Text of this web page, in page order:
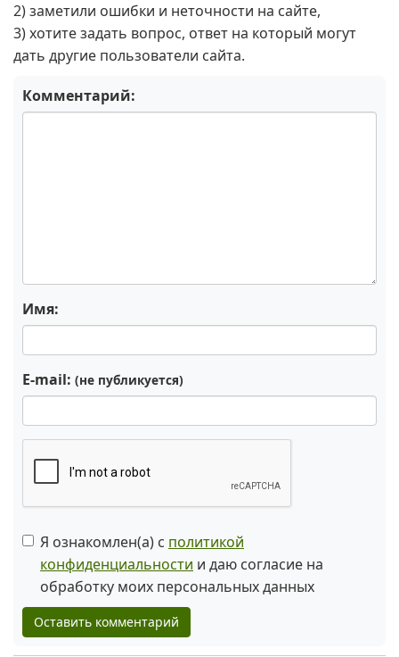
2) заметили ошибки и неточности на сайте,
3) хотите задать вопрос, ответ на который могут
дать другие пользователи сайта.
Комментарий:
Имя:
E-mail: (не публикуется)
Я ознакомлен(а) с политикой
конфиденциальности и даю согласие на
обработку моих персональных данных
Оставить комментарий